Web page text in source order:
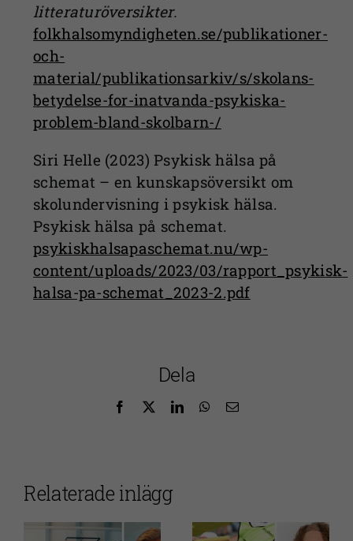
litteraturöversikter.
folkhalsomyndigheten.se/publikationer-
och-
material/publikationsarkiv/s/skolans-
betydelse-for-inatvanda-psykiska-
problem-bland-skolbarn-/
Siri Helle (2023) Psykisk hälsa på
schemat – en kunskapsöversikt om
skolundervisning i psykisk hälsa.
Psykisk hälsa på schemat.
psykiskhalsapaschemat.nu/wp-
content/uploads/2023/03/rapport_psykisk-
halsa-pa-schemat_2023-2.pdf
Dela
Facebook
X LinkedInWhatsApp
E-
Relaterade inlägg